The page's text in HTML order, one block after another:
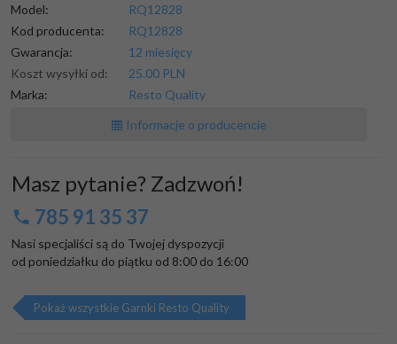
Model:
RQ12828
Kod producenta:
RQ12828
Gwarancja:
12 miesięcy
Koszt wysyłki od:
25.00 PLN
Marka:
Resto Quality
Informacje o producencie
Masz pytanie? Zadzwoń!
785 91 35 37
Nasi specjaliści są do Twojej dyspozycji
od poniedziałku do piątku od 8:00 do 16:00
Pokaż wszystkie Garnki Resto Quality